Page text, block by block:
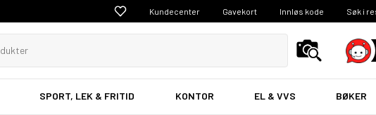
Kundecenter Gavekort Innløs kode Søk i
SPORT, LEK & FRITID KONTOR EL & VVS BØKER